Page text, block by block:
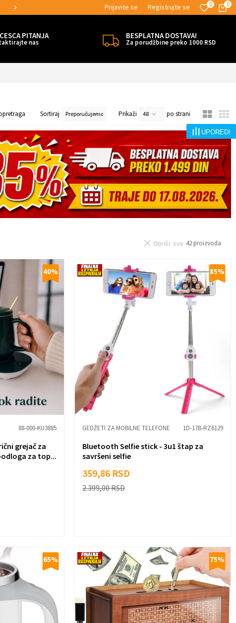
MOGUĆNOST ISPORUKE ZA 24H! 0
0
Prijavite se Registrujte se
PITANJA
nas
BESPLATNA DOSTAVA!
Za porudžbine preko 1000 RSD
UPOREDI
Sortiraj Prikaži po strani
42 proizvoda
Obriši sve
40%
88-000-KU3885
grejač za
za top...
85%
GEDŽETI ZA MOBILNE TELEFONE 1D-17B-RZ6129
Bluetooth Selfie stick - 3u1 štap za
savršeni selfie
359,86 RSD
2.399,00RSD
65% 75%